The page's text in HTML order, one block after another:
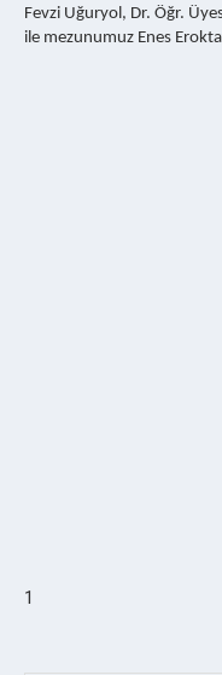
Fevzi Uğuryol, Dr. Öğr.
ile mezunumuz Enes
1